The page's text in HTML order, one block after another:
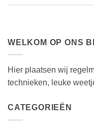
WELKOM OP ONS
Hier plaatsen wij
technieken, leuke
CATEGORIEËN